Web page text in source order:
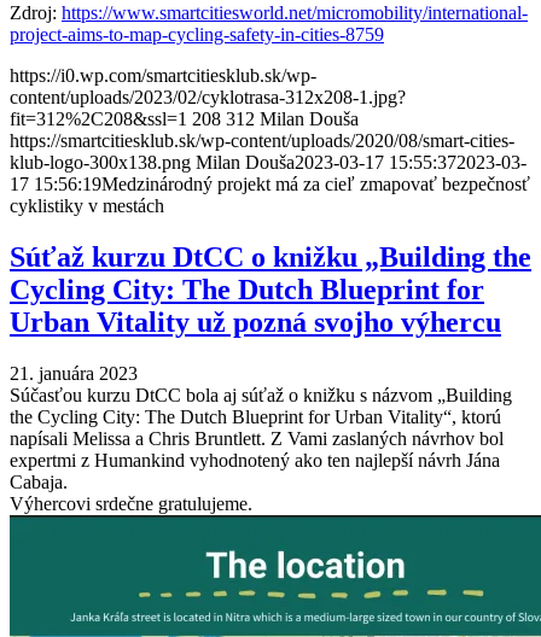
Zdroj: https://www.smartcitiesworld.net/micromobility/international-
project-aims-to-map-cycling-safety-in-cities-8759
https://i0.wp.com/smartcitiesklub.sk/wp-
content/uploads/2023/02/cyklotrasa-312x208-1.jpg?
fit=312%2C208&ssl=1 208 312 Milan Douša
https://smartcitiesklub.sk/wp-content/uploads/2020/08/smart-cities-
klub-logo-300x138.png Milan Douša2023-03-17 15:55:372023-03-
17 15:56:19Medzinárodný projekt má za cieľ zmapovať bezpečnosť
cyklistiky v mestách
Súťaž kurzu DtCC o knižku „Building the
Cycling City: The Dutch Blueprint for
Urban Vitality už pozná svojho výhercu
21. januára 2023
Súčasťou kurzu DtCC bola aj súťaž o knižku s názvom „Building
the Cycling City: The Dutch Blueprint for Urban Vitality“, ktorú
napísali Melissa a Chris Bruntlett. Z Vami zaslaných návrhov bol
expertmi z Humankind vyhodnotený ako ten najlepší návrh Jána
Cabaja.
Výhercovi srdečne gratulujeme.